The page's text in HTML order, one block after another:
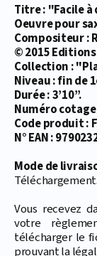
Titre : "Facile à
Oeuvre pour
Compositeur :
© 2015
Collection :
Niveau : fin de
Durée : 3’10’’.
Numéro cotage
Code produit :
N° EAN :
Mode de
Téléchargement.
Vous recevez
votre
télécharger le
prouvant la